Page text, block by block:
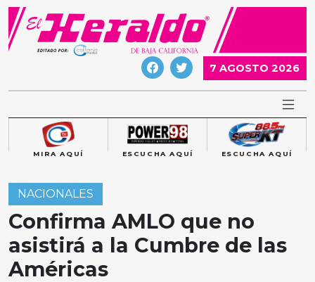
Skip
content
7 AGOSTO 2026
MIRA AQUÍ ESCUCHA AQUÍ ESCUCHA AQUÍ
NACIONALES
Confirma AMLO que no
asistirá a la Cumbre de las
Américas